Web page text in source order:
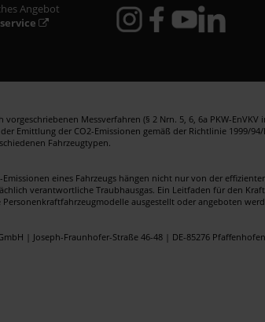
Angebot
vorgeschriebenen Messverfahren (§ 2 Nrn. 5, 6, 6a PKW-
Emittlung der CO2-Emissionen gemäß der Richtlinie 1999/
Fahrzeugtypen.
eines Fahrzeugs hängen nicht nur von der
verantwortliche Traubhausgas. Ein Leitfaden für den
ausgestellt oder angeboten
| Joseph-Fraunhofer-Straße 46-48 | DE-85276